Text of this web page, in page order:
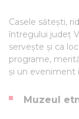
Casele sătești,
întregului județ
servește și ca
programe,
și un eveniment
Muzeul